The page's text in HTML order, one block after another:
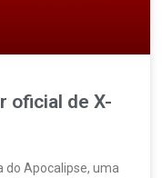
oficial de X-
do Apocalipse, uma